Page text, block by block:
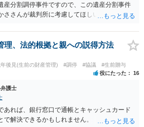
産分割調停事件ですので、この遺産分割事件
ささんが裁判所に考慮してほしいと思う、亡
たい事実や考慮してほしい事情に関連して
あれば、主張書面とは別で提出できます。も
くないような資料がある場合、「非開示の希
提出することも考えられます。 ご質問：書
い方が良い事 回答： お姉さんが申立書の「申
書いている遺産の分け方に対して意見があれ
いです。 次に「申立ての理由」のところに、
か(例えば、あかささんと話合いが出来ない／
った方・あかささん・お姉さん間の事情やい
ると思うので、あかささんから見てそれは違
理、法的根拠と親への説得方法
後見(生前の財産管理) #調停 #協議 #生前贈与
役にたった 16
護士
あれば、銀行窓口で通帳とキャッシュカード
解決できるかもしれません。